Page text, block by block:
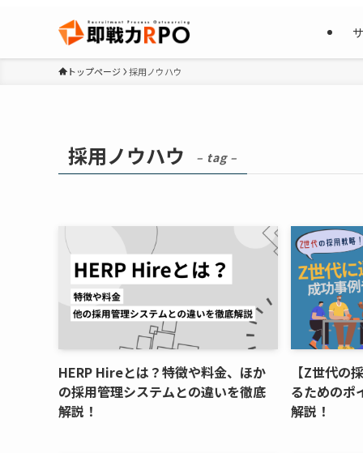
トップページ 採用ノウハウ
採用ノウハウ – tag –
HERP Hireとは？特徴や料金、ほか
の採用管理システムとの違いを徹底
解説！
【Z世代の
るためのポ
解説！